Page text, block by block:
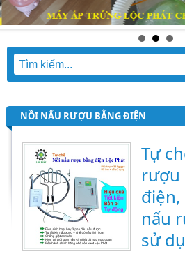
NỒI NẤU RƯỢU BẰNG ĐIỆN
Tự
rượu
nấu
sử